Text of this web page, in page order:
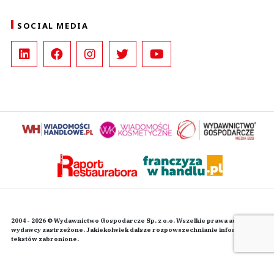
SOCIAL MEDIA
2004 - 2026 © Wydawnictwo Gospodarcze Sp. z o.o. Wszelkie prawa autorskie
wydawcy zastrzeżone. Jakiekolwiek dalsze rozpowszechnianie informacji i
tekstów zabronione.